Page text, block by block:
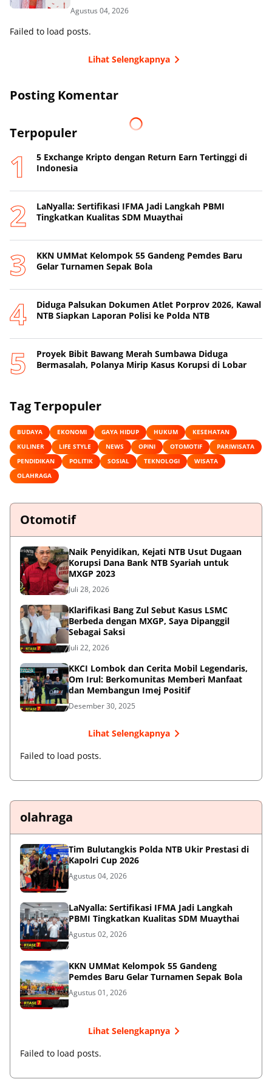
Agustus 04, 2026
Failed to load posts.
Lihat Selengkapnya
Posting Komentar
Terpopuler
5 Exchange Kripto dengan Return Earn Tertinggi di
Indonesia
LaNyalla: Sertifikasi IFMA Jadi Langkah PBMI
Tingkatkan Kualitas SDM Muaythai
KKN UMMat Kelompok 55 Gandeng Pemdes Baru
Gelar Turnamen Sepak Bola
Diduga Palsukan Dokumen Atlet Porprov 2026, Kawal
NTB Siapkan Laporan Polisi ke Polda NTB
Proyek Bibit Bawang Merah Sumbawa Diduga
Bermasalah, Polanya Mirip Kasus Korupsi di Lobar
Tag Terpopuler
BUDAYA EKONOMI GAYA HIDUP HUKUM
KESEHATAN
KULINER
LIFE STYLE NEWS OPINI OTOMOTIF
PARIWISATA
PENDIDIKAN
POLITIK SOSIAL TEKNOLOGI
WISATA
OLAHRAGA
Otomotif
Naik Penyidikan, Kejati NTB Usut Dugaan
Korupsi Dana Bank NTB Syariah untuk
MXGP 2023
Juli 28, 2026
Klarifikasi Bang Zul Sebut Kasus LSMC
Berbeda dengan MXGP, Saya Dipanggil
Sebagai Saksi
Juli 22, 2026
KKCI Lombok dan Cerita Mobil Legendaris,
Om Irul: Berkomunitas Memberi Manfaat
dan Membangun Imej Positif
Desember 30, 2025
Lihat Selengkapnya
Failed to load posts.
olahraga
Tim Bulutangkis Polda NTB Ukir Prestasi di
Kapolri Cup 2026
Agustus 04, 2026
LaNyalla: Sertifikasi IFMA Jadi Langkah
PBMI Tingkatkan Kualitas SDM Muaythai
Agustus 02, 2026
KKN UMMat Kelompok 55 Gandeng
Pemdes Baru Gelar Turnamen Sepak Bola
Agustus 01, 2026
Lihat Selengkapnya
Failed to load posts.